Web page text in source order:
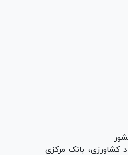
کشاورزی، بانک مرکزی